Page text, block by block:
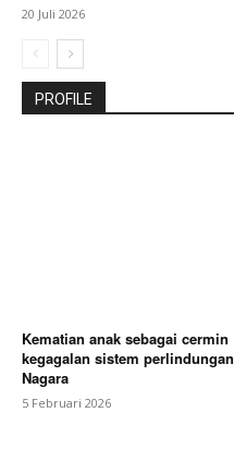
20 Juli 2026
PROFILE
Kematian anak sebagai cermin
kegagalan sistem perlindungan
Nagara
5 Februari 2026